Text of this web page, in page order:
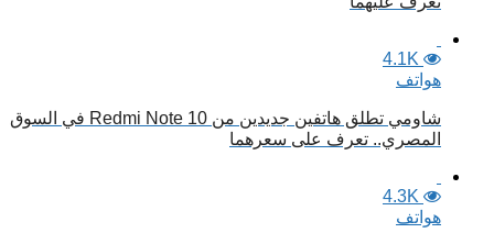
4.1K
هواتف
شاومي تطلق هاتفين جديدين من Redmi Note 10 في السوق
المصري.. تعرف على سعرهما
4.3K
هواتف